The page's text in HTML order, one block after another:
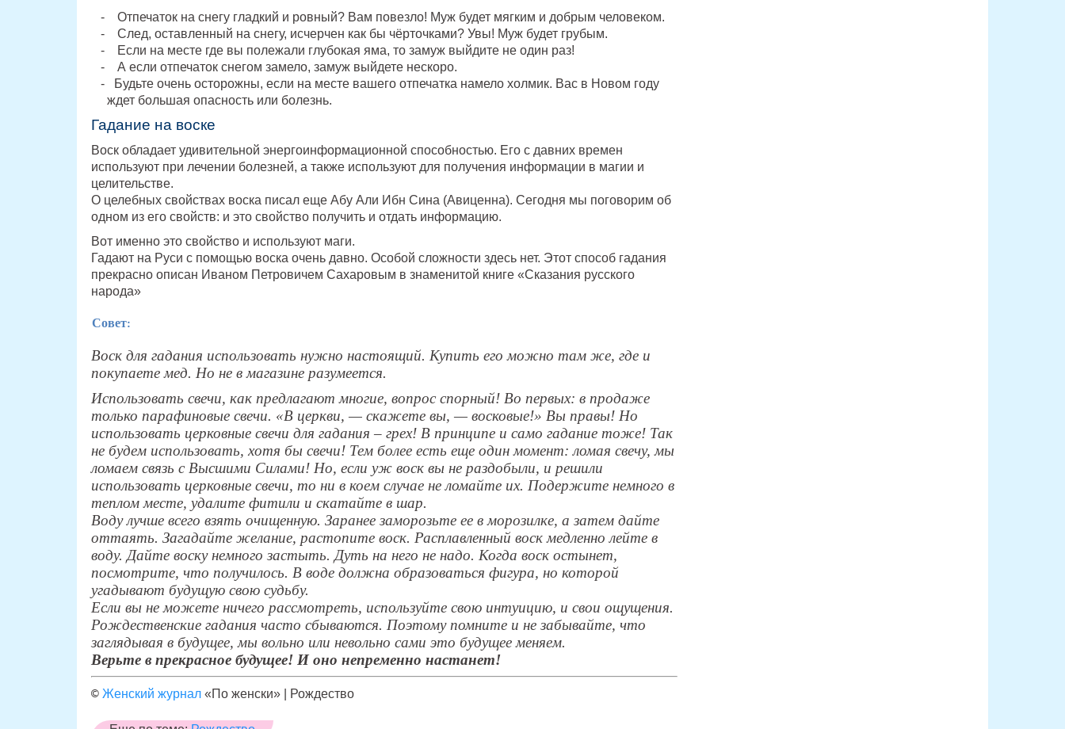
Отпечаток на снегу гладкий и ровный? Вам повезло! Муж будет мягким и добрым человеком.
След, оставленный на снегу, исчерчен как бы чёрточками? Увы! Муж будет грубым.
Если на месте где вы полежали глубокая яма, то замуж выйдите не один раз!
А если отпечаток снегом замело, замуж выйдете нескоро.
Будьте очень осторожны, если на месте вашего отпечатка намело холмик. Вас в Новом году
ждет большая опасность или болезнь.
Гадание на воске
Воск обладает удивительной энергоинформационной способностью. Его с давних времен
используют при лечении болезней, а также используют для получения информации в магии и
целительстве.
О целебных свойствах воска писал еще Абу Али Ибн Сина (Авиценна). Сегодня мы поговорим об
одном из его свойств: и это свойство получить и отдать информацию.
Вот именно это свойство и используют маги.
Гадают на Руси с помощью воска очень давно. Особой сложности здесь нет. Этот способ гадания
прекрасно описан Иваном Петровичем Сахаровым в знаменитой книге «Сказания русского
народа»
Совет:
Воск для гадания использовать нужно настоящий. Купить его можно там же, где и
покупаете мед. Но не в магазине разумеется.
Использовать свечи, как предлагают многие, вопрос спорный! Во первых: в продаже
только парафиновые свечи. «В церкви, — скажете вы, — восковые!» Вы правы! Но
использовать церковные свечи для гадания – грех! В принципе и само гадание тоже! Так
не будем использовать, хотя бы свечи! Тем более есть еще один момент: ломая свечу, мы
ломаем связь с Высшими Силами! Но, если уж воск вы не раздобыли, и решили
использовать церковные свечи, то ни в коем случае не ломайте их. Подержите немного в
теплом месте, удалите фитили и скатайте в шар.
Воду лучше всего взять очищенную. Заранее заморозьте ее в морозилке, а затем дайте
оттаять. Загадайте желание, растопите воск. Расплавленный воск медленно лейте в
воду. Дайте воску немного застыть. Дуть на него не надо. Когда воск остынет,
посмотрите, что получилось. В воде должна образоваться фигура, но которой
угадывают будущую свою судьбу.
Если вы не можете ничего рассмотреть, используйте свою интуицию, и свои ощущения.
Рождественские гадания часто сбываются. Поэтому помните и не забывайте, что
заглядывая в будущее, мы вольно или невольно сами это будущее меняем.
Верьте в прекрасное будущее! И оно непременно настанет!
© Женский журнал«По женски» | Рождество